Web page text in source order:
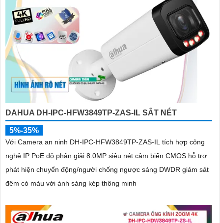
DAHUA DH-IPC-HFW3849TP-ZAS-IL SẮT NÉT
5%-35%
Với Camera an ninh DH-IPC-HFW3849TP-ZAS-IL tích hợp công
nghệ IP PoE độ phân giải 8.0MP siêu nét cảm biến CMOS hỗ trợ
phát hiện chuyển động/người chống ngược sáng DWDR giám sát
đêm có màu với ánh sáng kép thông minh